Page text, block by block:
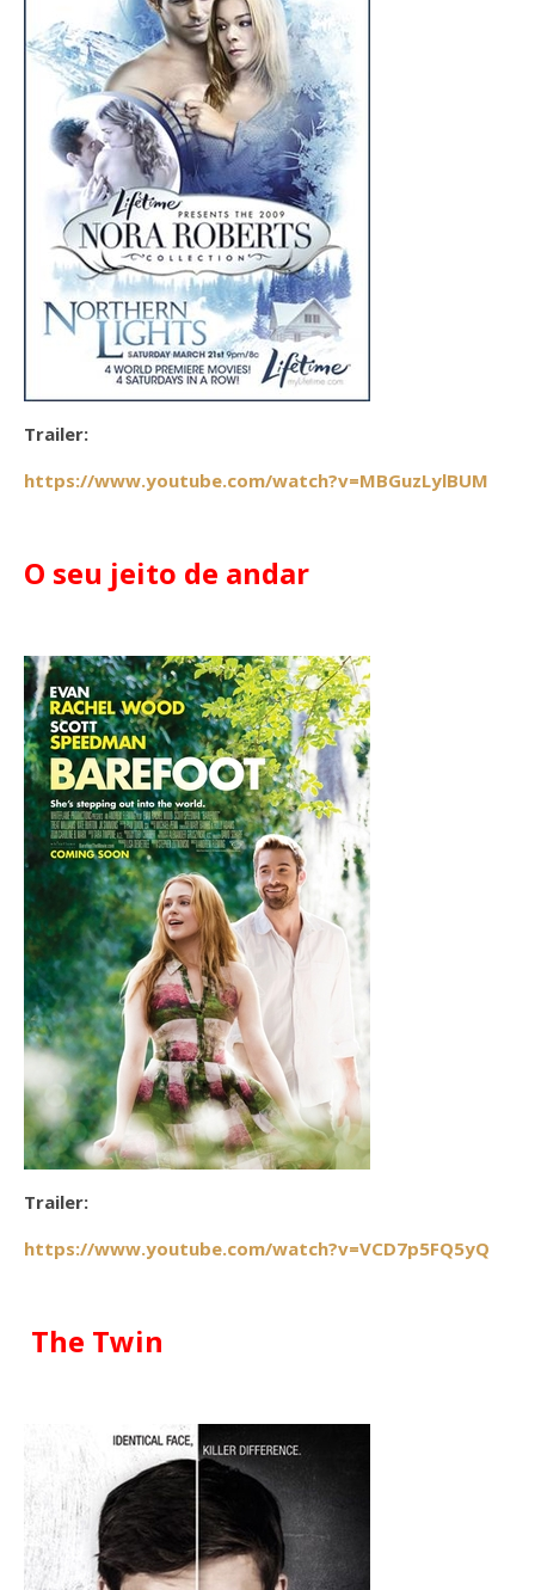
Trailer:
https://www.youtube.com/watch?v=MBGuzLylBUM
O seu jeito de andar
Trailer:
https://www.youtube.com/watch?v=VCD7p5FQ5yQ
The Twin